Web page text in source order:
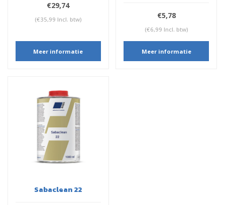
€29,74
(€35,99 Incl. btw)
Meer informatie
€5,78
(€6,99 Incl. btw)
Meer informatie
Sabaclean 22